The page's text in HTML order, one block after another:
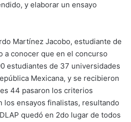
y elaborar un ensayo
Martínez Jacobo, estudiante de
a conocer que en el concurso
estudiantes de 37 universidades
Mexicana, y se recibieron
44 pasaron los criterios
los ensayos finalistas, resultando
quedó en 2do lugar de todos